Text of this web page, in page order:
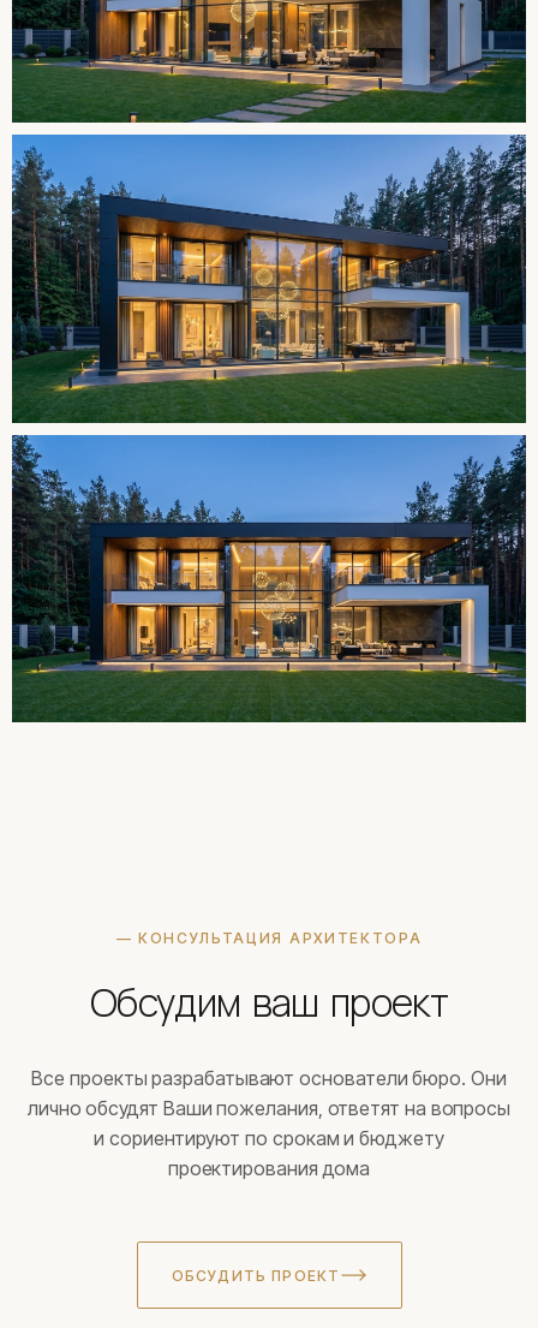
— КОНСУЛЬТАЦИЯ АРХИТЕКТОРА
Обсудим ваш проект
Все проекты разрабатывают основатели бюро. Они
лично обсудят Ваши пожелания, ответят на вопросы
и сориентируют по срокам и бюджету
проектирования дома
ОБСУДИТЬ ПРОЕКТ